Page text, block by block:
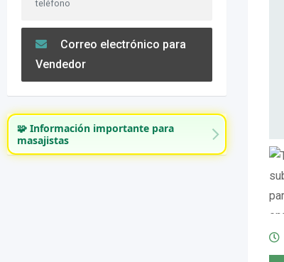
teléfono
Correo electrónico para
Vendedor
🧩 Información importante para
masajistas